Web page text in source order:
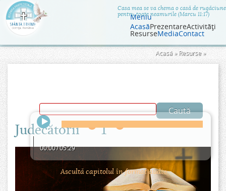
Jump to navigationCasa mea se va chema o casă de rugăciune
pentru toate neamurile (Marcu 11:17)
Meniu
AcasăPrezentareActivităţi
ResurseMediaContact
Eşti
aici
Acasă » Resurse»
Judecătorii 1
00:00/05:29
Ascultă capitolul în format audio.